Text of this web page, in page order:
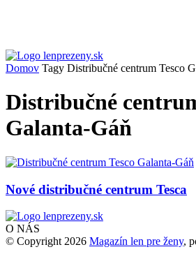
Domov Tagy Distribučné centrum Tesco
Distribučné
Galanta-Gáň
Nové distribučné centrum Tesca
O NÁS
© Copyright 2026 Magazín len pre ženy,